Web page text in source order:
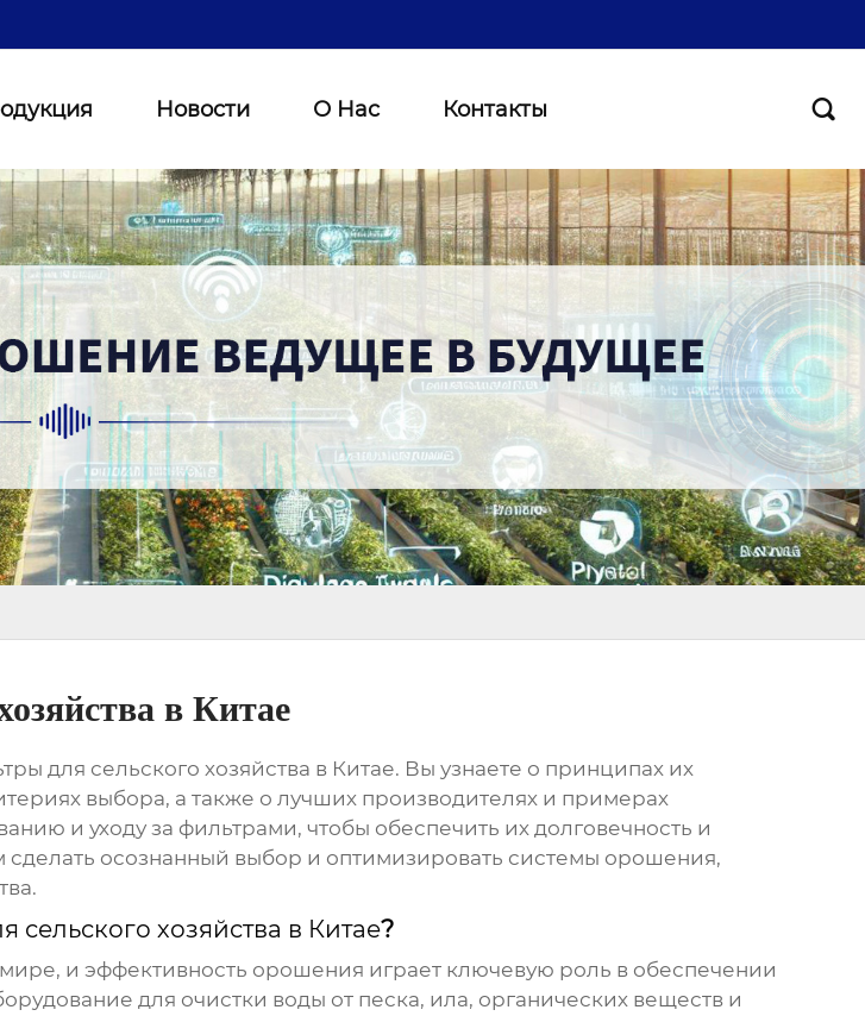
Новости О Нас Контакты 
в Китае
для сельского хозяйства в Китае. Вы узнаете о принципах их
выбора, а также о лучших производителях и примерах
и уходу за фильтрами, чтобы обеспечить их долговечность и
осознанный выбор и оптимизировать системы орошения,
хозяйства в Китае?
и эффективность орошения играет ключевую роль в обеспечении
для очистки воды от песка, ила, органических веществ и